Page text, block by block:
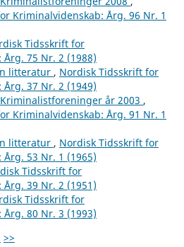
Kriminalvidenskab: Årg. 96 Nr. 1
Tidsskrift for
75 Nr. 2 (1988)
litteratur , Nordisk Tidsskrift for
37 Nr. 2 (1949)
år 2003 ,
Kriminalvidenskab: Årg. 91 Nr. 1
litteratur , Nordisk Tidsskrift for
53 Nr. 1 (1965)
Tidsskrift for
39 Nr. 2 (1951)
Tidsskrift for
80 Nr. 3 (1993)
>>